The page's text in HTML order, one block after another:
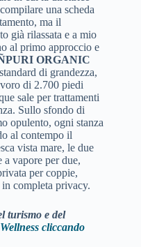
una scheda
ma il
già rilassata e a mio
al primo approccio e
ORGANIC
di grandezza,
di 2.700 piedi
sale per trattamenti
Sullo sfondo di
opulento, ogni stanza
al contempo il
vista mare, le due
a vapore per due,
per coppie,
completa privacy.
turismo e del
cliccando